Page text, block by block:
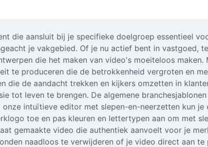
die aansluit bij je specifieke doelgroep essentieel
je vakgebied. Of je nu actief bent in vastgoed,
die het maken van video's moeiteloos maken.
te produceren die de betrokkenheid vergroten en
die de aandacht trekken en kijkers omzetten in
leven te brengen. De algemene
intuïtieve editor met slepen-en-neerzetten kun je
toe en pas kleuren en lettertypen aan om met
gemaakte video die authentiek aanvoelt voor je
naadloos te verwijderen of je video direct aan te